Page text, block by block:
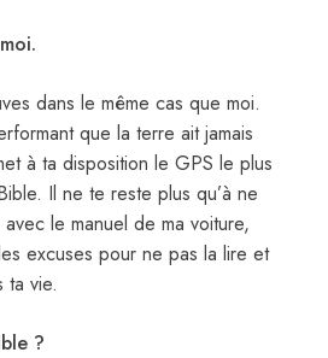
dans le même cas que moi.
que la terre ait jamais
à ta disposition le GPS le plus
Il ne te reste plus qu’à ne
le manuel de ma voiture,
excuses pour ne pas la lire et
ta vie.
?